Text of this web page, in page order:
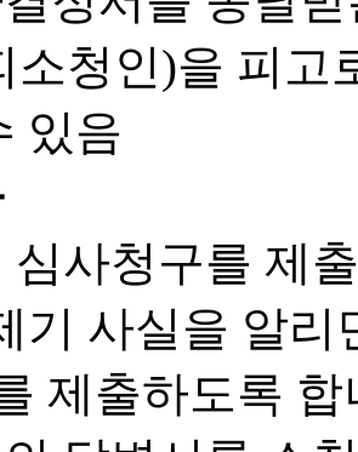
소청인)을 피고
있음
심사청구를 제
기 사실을 알
제출하도록 합